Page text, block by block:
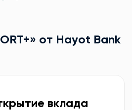
от Hayot Bank
вклада